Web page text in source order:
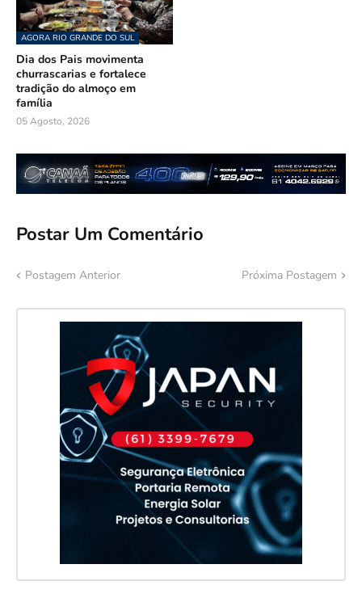
AGORA RIO GRANDE DO SUL
Dia dos Pais movimenta
churrascarias e fortalece
tradição do almoço em
família
05 Agosto, 2026
Postar Um Comentário
Postagem Anterior Próxima Postagem